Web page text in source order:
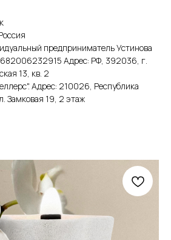
предприниматель Устинова
Адрес: РФ, 392036, г.
13, кв. 2
Адрес: 210026, Республика
Замковая 19, 2 этаж